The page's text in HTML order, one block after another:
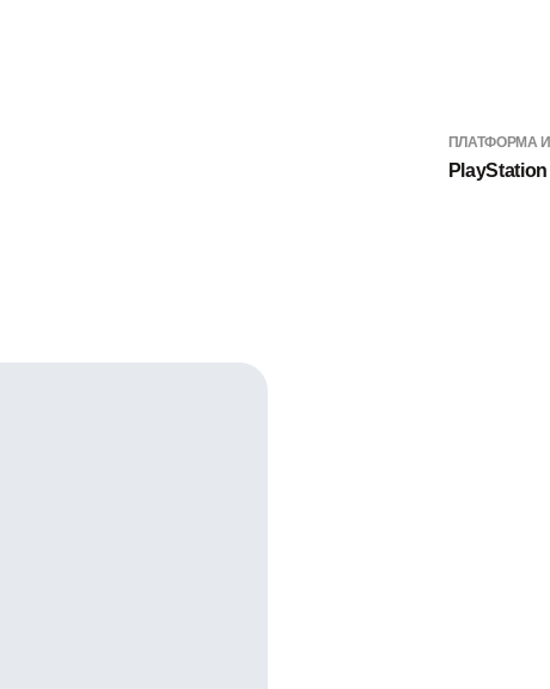
ПЛАТФОРМА